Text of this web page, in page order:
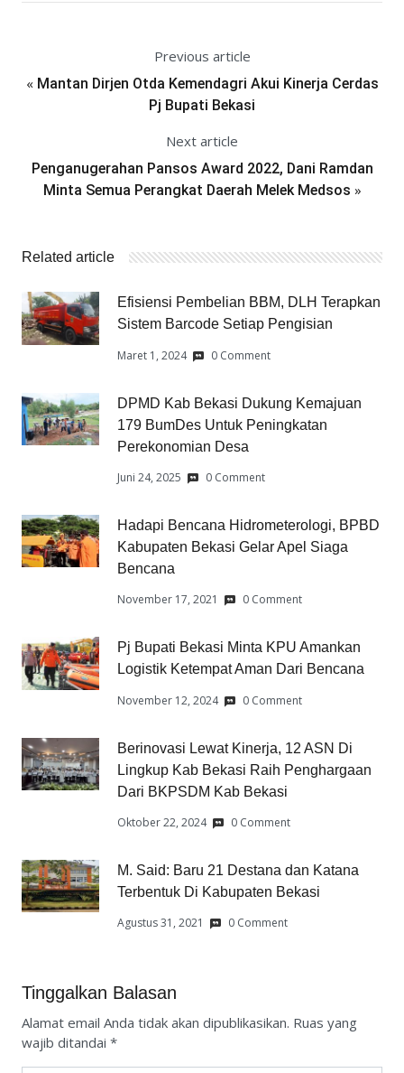
Previous article
« Mantan Dirjen Otda Kemendagri Akui Kinerja Cerdas
Pj Bupati Bekasi
Next article
Penganugerahan Pansos Award 2022, Dani Ramdan
Minta Semua Perangkat Daerah Melek Medsos »
Related article
Efisiensi Pembelian BBM, DLH Terapkan
Sistem Barcode Setiap Pengisian
Maret 1, 2024 0 Comment
DPMD Kab Bekasi Dukung Kemajuan
179 BumDes Untuk Peningkatan
Perekonomian Desa
Juni 24, 2025 0 Comment
Hadapi Bencana Hidrometerologi, BPBD
Kabupaten Bekasi Gelar Apel Siaga
Bencana
November 17, 2021 0 Comment
Pj Bupati Bekasi Minta KPU Amankan
Logistik Ketempat Aman Dari Bencana
November 12, 2024 0 Comment
Berinovasi Lewat Kinerja, 12 ASN Di
Lingkup Kab Bekasi Raih Penghargaan
Dari BKPSDM Kab Bekasi
Oktober 22, 2024 0 Comment
M. Said: Baru 21 Destana dan Katana
Terbentuk Di Kabupaten Bekasi
Agustus 31, 2021 0 Comment
Tinggalkan Balasan
Alamat email Anda tidak akan dipublikasikan. Ruas yang
wajib ditandai *